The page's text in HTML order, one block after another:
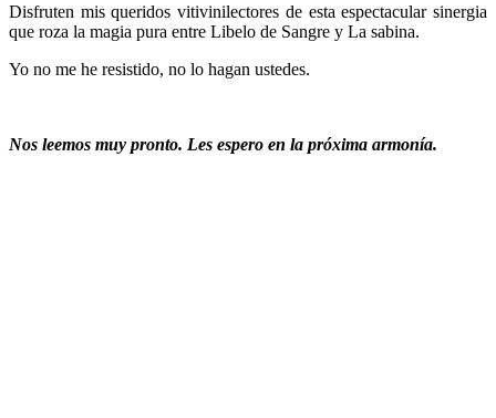
Disfruten mis queridos vitivinilectores de esta espectacular sinergia
que roza la magia pura entre Libelo de Sangre y La sabina.
Yo no me he resistido, no lo hagan ustedes.
Nos leemos muy pronto. Les espero en la próxima armonía.